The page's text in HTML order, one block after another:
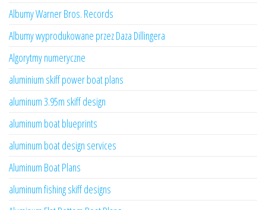
Albumy Warner Bros. Records
Albumy wyprodukowane przez Daza Dillingera
Algorytmy numeryczne
aluminium skiff power boat plans
aluminum 3.95m skiff design
aluminum boat blueprints
aluminum boat design services
Aluminum Boat Plans
aluminum fishing skiff designs